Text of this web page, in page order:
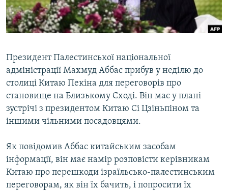
ВІДЕОУРОКИ «ELIFBE»
СВІДЧЕННЯ ОКУПАЦІЇ
Русский
Qırımtatar
ДОЛУЧАЙСЯ!
Усі сайти RFE/RL
Президент Палестинської національної
адміністрації Махмуд Аббас прибув у неділю до
столиці Китаю Пекіна для переговорів про
становище на Близькому Сході. Він має у плані
зустрічі з президентом Китаю Сі Цзіньпіном та
іншими чільними посадовцями.
Як повідомив Аббас китайським засобам
інформації, він має намір розповісти керівникам
Китаю про перешкоди ізраїльсько-палестинським
переговорам, як він їх бачить, і попросити їх